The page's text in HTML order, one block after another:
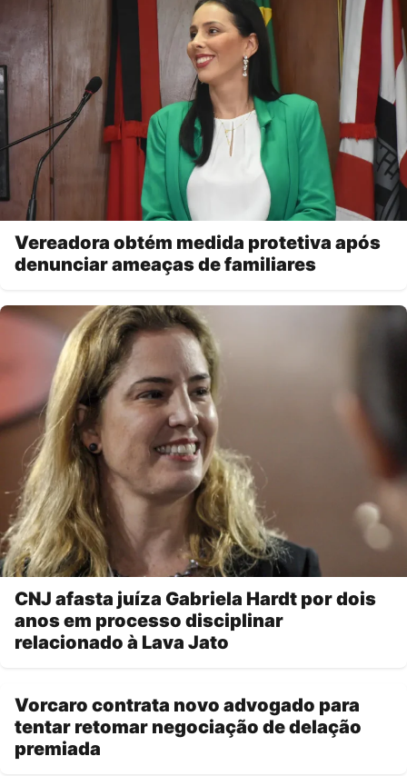
Vereadora obtém medida protetiva após
denunciar ameaças de familiares
CNJ afasta juíza Gabriela Hardt por dois
anos em processo disciplinar
relacionado à Lava Jato
Vorcaro contrata novo advogado para
tentar retomar negociação de delação
premiada